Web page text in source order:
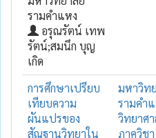
รามคำแหง
อรุณรัตน์ เทพ
รัตน์;สมนึก บุญ
เกิด
การศึกษาเปรียบ
เทียบความ
ผันแปรของ
สัณฐานวิทยาใน
มหาวิท
รามคำ
วิทยาศ
ภาควิชา